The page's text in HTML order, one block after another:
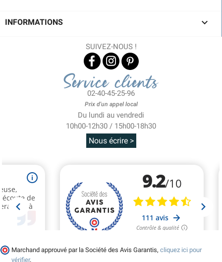
INFORMATIONS 
SUIVEZ-NOUS !
Service clients
02-40-45-25-96
Prix d'un appel local
Du lundi au vendredi
10h00-12h30 / 15h00-18h30
Nous écrire >
Marchand approuvé par la Société des Avis Garantis, cliquez ici pour
vérifier.